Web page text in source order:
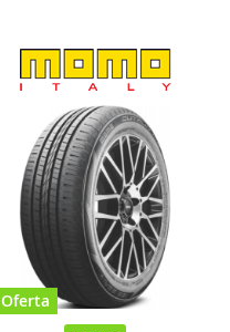
Oferta